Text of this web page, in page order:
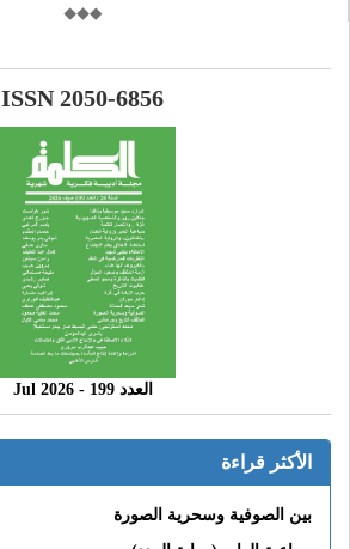
ISSN 2050-6856
العدد 199 - 2026 Jul
الأكثر قراءة
بين الصوفية وسحرية الصورة